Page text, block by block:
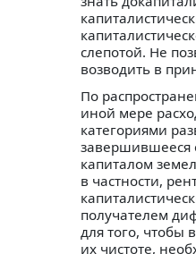
слепотой. Не
возводить в
По
иной мере
категориями
завершившееся
капиталом
в частности,
получателем
для того, чтобы
их чистоте,